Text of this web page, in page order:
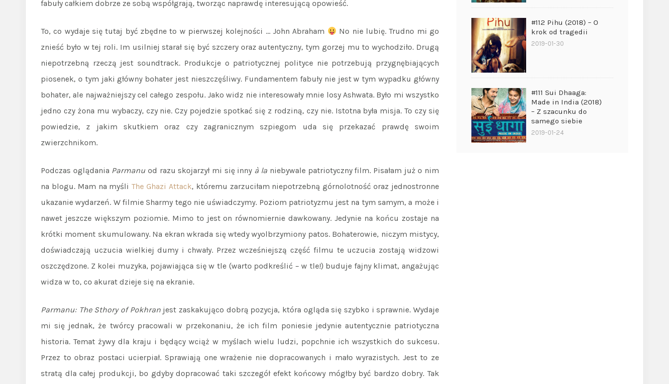
fabuły całkiem dobrze ze sobą współgrają, tworząc naprawdę interesującą opowieść.
To, co wydaje się tutaj być zbędne to w pierwszej kolejności … John Abraham
No nie lubię. Trudno mi go
znieść było w tej roli. Im usilniej starał się być szczery oraz autentyczny, tym gorzej mu to wychodziło. Drugą
niepotrzebną rzeczą jest soundtrack. Produkcje o patriotycznej polityce nie potrzebują przygnębiających
piosenek, o tym jaki główny bohater jest nieszczęśliwy. Fundamentem fabuły nie jest w tym wypadku główny
bohater, ale najważniejszy cel całego zespołu. Jako widz nie interesowały mnie losy Ashwata. Było mi wszystko
jedno czy żona mu wybaczy, czy nie. Czy pojedzie spotkać się z rodziną, czy nie. Istotna była misja. To czy się
powiedzie, z jakim skutkiem oraz czy zagranicznym szpiegom uda się przekazać prawdę swoim
zwierzchnikom.
Podczas oglądania Parmanu od razu skojarzył mi się inny à la niebywale patriotyczny film. Pisałam już o nim
na blogu. Mam na myśliThe Ghazi Attack, któremu zarzuciłam niepotrzebną górnolotność oraz jednostronne
ukazanie wydarzeń. W filmie Sharmy tego nie uświadczymy. Poziom patriotyzmu jest na tym samym, a może i
nawet jeszcze większym poziomie. Mimo to jest on równomiernie dawkowany. Jedynie na końcu zostaje na
krótki moment skumulowany. Na ekran wkrada się wtedy wyolbrzymiony patos. Bohaterowie, niczym mistycy,
doświadczają uczucia wielkiej dumy i chwały. Przez wcześniejszą część filmu te uczucia zostają widzowi
oszczędzone. Z kolei muzyka, pojawiająca się w tle (warto podkreślić – w tle!) buduje fajny klimat, angażując
widza w to, co akurat dzieje się na ekranie.
Parmanu: The Sthory of Pokhran jest zaskakująco dobrą pozycja, która ogląda się szybko i sprawnie. Wydaje
mi się jednak, że twórcy pracowali w przekonaniu, że ich film poniesie jedynie autentycznie patriotyczna
historia. Temat żywy dla kraju i będący wciąż w myślach wielu ludzi, popchnie ich wszystkich do sukcesu.
Przez to obraz postaci ucierpiał. Sprawiają one wrażenie nie dopracowanych i mało wyrazistych. Jest to ze
stratą dla całej produkcji, bo gdyby dopracować taki szczegół efekt końcowy mógłby być bardzo dobry. Tak
#112 Pihu (2018) – O
krok od tragedii
2019-01-30
#111 Sui Dhaaga:
Made in India (2018)
– Z szacunku do
samego siebie
2019-01-24